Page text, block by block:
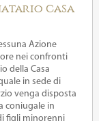
casa
Azione
nei confronti
della Casa
in sede di
venga disposta
coniugale in
figli minorenni